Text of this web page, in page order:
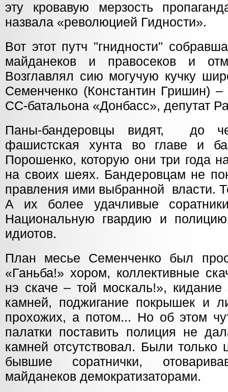
эту кровавую мерзость
назвала «революцией Гидности».
Вот этот путч "гнидности"
майданеков и правосеков и
Возглавлял сию могучую кучку
Семенченко (Константин Гришин)
СС-батальона «Донбасс», депутат
Паны-бандеровцы видят, до
фашистская хунта во главе и
Порошенко, которую они три года
на своих шеях. Бандеровцам не
правления ими выбранной власти.
А их более удачливые
Национальную гвардию и
идиотов.
План месье Семенченко был
«Ганьба!» хором, коллективные
нэ скаче – той москаль!», кидание
камней, поджигание покрышек и
прохожих, а потом... Но об этом
палатки поставить полиция не
камней отсутствовал. Были
бывшие соратнички,
майданеков демократизаторами.